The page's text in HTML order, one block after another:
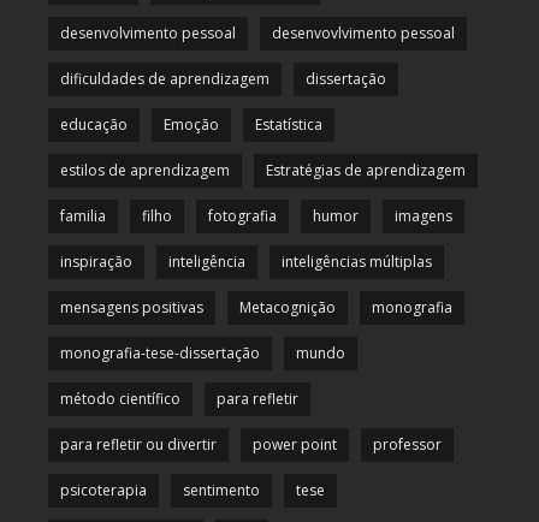
desenvolvimento pessoal desenvovlvimento pessoal
dificuldades de aprendizagem dissertação
educação Emoção Estatística
estilos de aprendizagem Estratégias de aprendizagem
familia filho fotografia humor imagens
inspiração inteligência inteligências múltiplas
mensagens positivas Metacognição monografia
monografia-tese-dissertação mundo
método científico para refletir
para refletir ou divertir power point professor
psicoterapia sentimento tese